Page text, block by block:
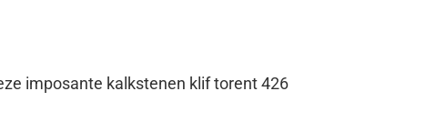
imposante kalkstenen klif torent 426